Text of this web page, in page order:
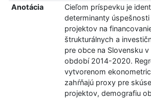
Anotácia
Cieľom príspevku je
determinanty
projektov na
štrukturálnych a
pre obce na Slovensku
období 2014-2020.
vytvorenom
zahŕňajú proxy pre
projektov, demografiu